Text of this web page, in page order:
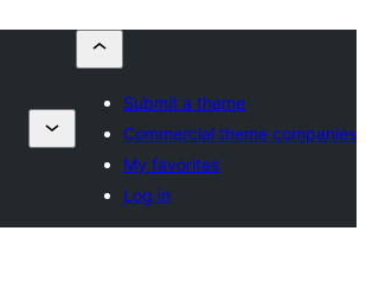
Submit a theme
Commercial theme companies
My favorites
Log in